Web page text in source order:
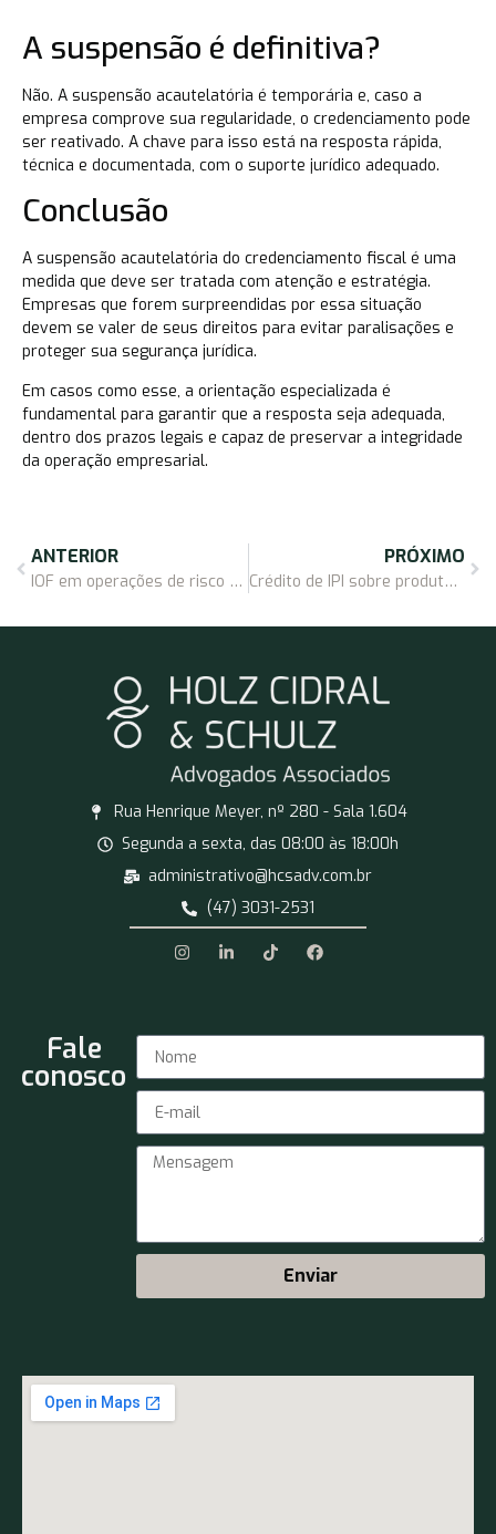
A suspensão é definitiva?
Não. A suspensão acautelatória é temporária e, caso a
empresa comprove sua regularidade, o credenciamento pode
ser reativado. A chave para isso está na resposta rápida,
técnica e documentada, com o suporte jurídico adequado.
Conclusão
A suspensão acautelatória do credenciamento fiscal é uma
medida que deve ser tratada com atenção e estratégia.
Empresas que forem surpreendidas por essa situação
devem se valer de seus direitos para evitar paralisações e
proteger sua segurança jurídica.
Em casos como esse, a orientação especializada é
fundamental para garantir que a resposta seja adequada,
dentro dos prazos legais e capaz de preservar a integridade
da operação empresarial.
ANTERIOR
IOF em operações de risco sacado: o que muda com a nova alíquota e os impactos jurídicos da medida
PRÓXIMO
Crédito de IPI sobre produtos não tributados: o que muda com a decisão do STJ?
Rua Henrique Meyer, nº 280 - Sala 1.604
Segunda a sexta, das 08:00 às 18:00h
administrativo@hcsadv.com.br
(47) 3031-2531
Fale
conosco
Enviar